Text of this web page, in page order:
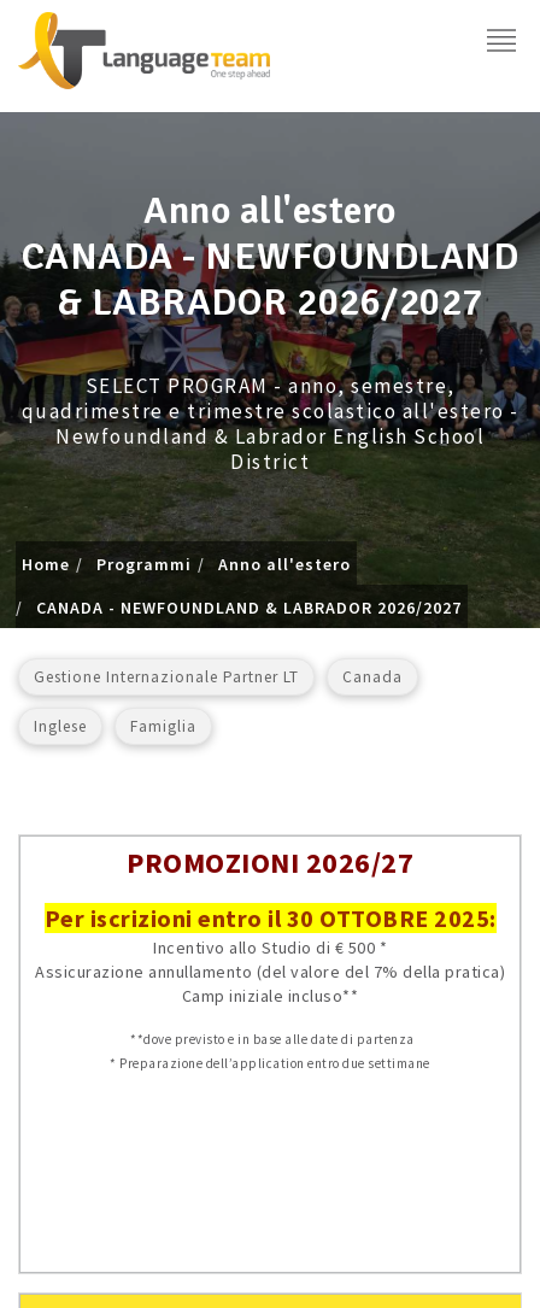
Anno all'estero
CANADA - NEWFOUNDLAND
& LABRADOR 2026/2027
SELECT PROGRAM - anno, semestre,
quadrimestre e trimestre scolastico all'estero -
Newfoundland & Labrador English School
District
Home Programmi
Anno all'estero
CANADA - NEWFOUNDLAND & LABRADOR 2026/2027
Gestione Internazionale Partner LT Canada
Inglese Famiglia
PROMOZIONI 2026/27
Per iscrizioni entro il 30 OTTOBRE 2025:
Incentivo allo Studio di € 500 *
Assicurazione annullamento (del valore del 7% della pratica)
Camp iniziale incluso**
**dove previsto e in base alle date di partenza
* Preparazione dell’application entro due settimane